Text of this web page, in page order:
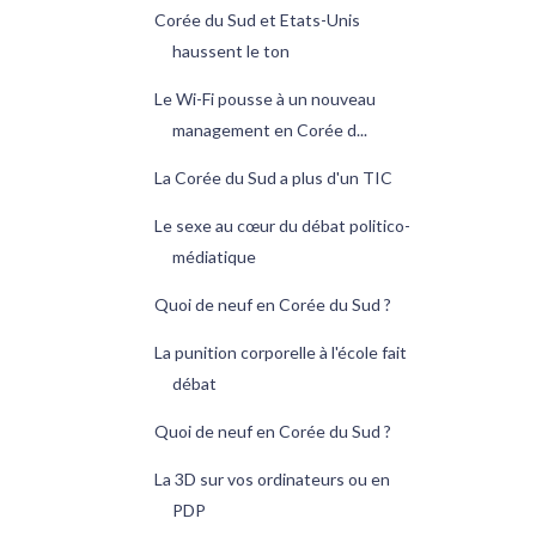
Corée du Sud et Etats-Unis
haussent le ton
Le Wi-Fi pousse à un nouveau
management en Corée d...
La Corée du Sud a plus d'un TIC
Le sexe au cœur du débat politico-
médiatique
Quoi de neuf en Corée du Sud ?
La punition corporelle à l'école fait
débat
Quoi de neuf en Corée du Sud ?
La 3D sur vos ordinateurs ou en
PDP